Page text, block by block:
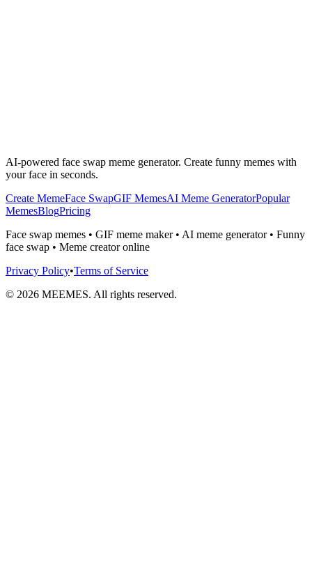
AI-powered face swap meme generator. Create funny memes with
your face in seconds.
Create MemeFace SwapGIF MemesAI Meme GeneratorPopular
MemesBlogPricing
Face swap memes • GIF meme maker • AI meme generator • Funny
face swap • Meme creator online
Privacy Policy•Terms of Service
© 2026 MEEMES. All rights reserved.